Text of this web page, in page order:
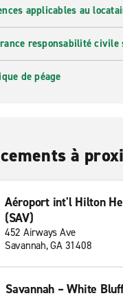
applicables au
responsabilité civile
de péage
à
Aéroport int'l Hilton
(SAV)
452 Airways Ave
Savannah, GA 31408
Savannah – White